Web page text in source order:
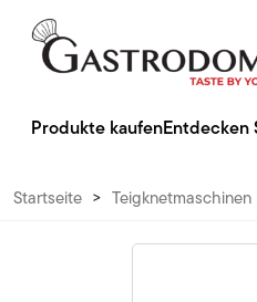
Produkte kaufenEntdecken
Startseite > Teigknetmaschinen